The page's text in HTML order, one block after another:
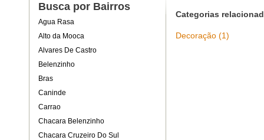
Busca por Bairros
Agua Rasa
Alto da Mooca
Alvares De Castro
Belenzinho
Bras
Caninde
Carrao
Chacara Belenzinho
Chacara Cruzeiro Do Sul
Categorias
Decoração (1)